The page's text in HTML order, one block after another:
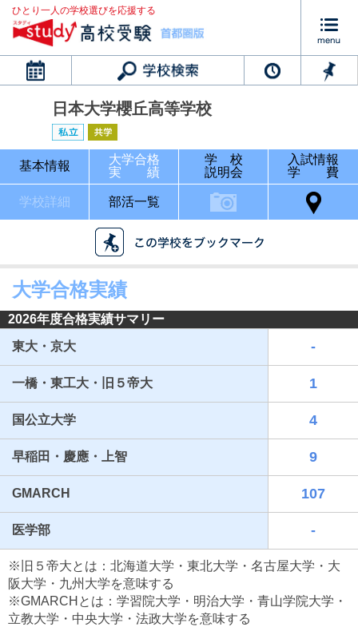
ひとり一人の学校選びを応援する
カレンダー
最近見た学校
日本大学櫻丘高等学校
ブックマークした学校
日本大学櫻丘高等学校
基本情報
大学合格
実 績
学 校
説明会
入試情報
学 費
学校詳細 部活一覧
大学合格実績
2026年度合格実績サマリー
東大・京大
-
一橋・東工大・旧５帝大 1
国公立大学 4
早稲田・慶應・上智 9
GMARCH 107
医学部 -
※旧５帝大とは：北海道大学・東北大学・名古屋大学・大
阪大学・九州大学を意味する
※GMARCHとは：学習院大学・明治大学・青山学院大学・
立教大学・中央大学・法政大学を意味する